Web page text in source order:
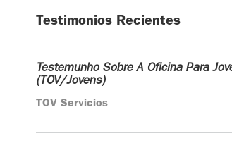
Testimonios Recientes
Testemunho Sobre A Oficina Para
(TOV/Jovens)
TOV Servicios